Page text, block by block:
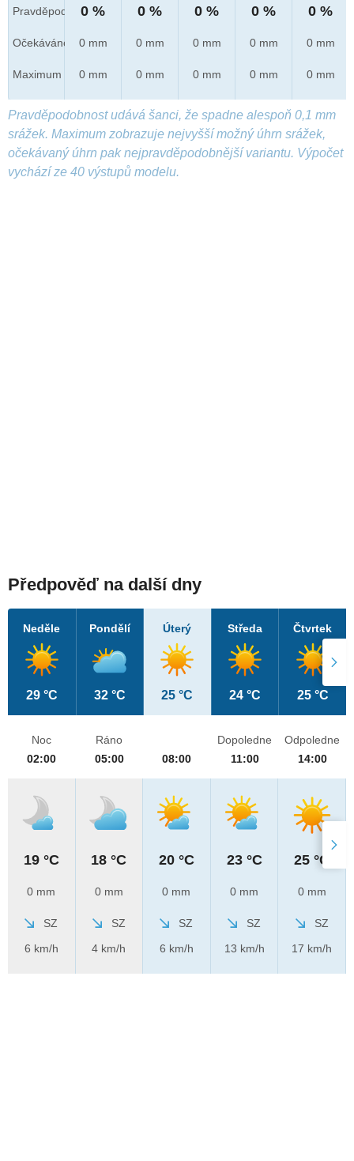
Pravděpod.
Očekáváno
Maximum
0 %
0 mm
0 mm
0 %
0 mm
0 mm
0 %
0 mm
0 mm
0 %
0 mm
0 mm
0 %
0 mm
0 mm
Pravděpodobnost udává šanci, že spadne alespoň 0,1 mm
srážek. Maximum zobrazuje nejvyšší možný úhrn srážek,
očekávaný úhrn pak nejpravděpodobnější variantu. Výpočet
vychází ze 40 výstupů modelu.
Předpověď na další dny
Neděle
29 °C
Pondělí
32 °C
Úterý
25 °C
Středa
24 °C
Čtvrtek
25 °C
Noc
02:00
19 °C
0 mm
SZ
6 km/h
Ráno
05:00
18 °C
0 mm
SZ
4 km/h
08:00
20 °C
0 mm
SZ
6 km/h
Dopoledne
11:00
23 °C
0 mm
SZ
13 km/h
Odpoledne
14:00
25 °C
0 mm
SZ
17 km/h